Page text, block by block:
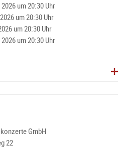
zu toppen, besteht zudem in den
die Möglichkeit, das VIP-Angebot
oder der "Amphibious" zur
Buchung über die
um 20:30 Uhr
um 20:30 Uhr
um 20:30 Uhr
um 20:30 Uhr
GmbH
22